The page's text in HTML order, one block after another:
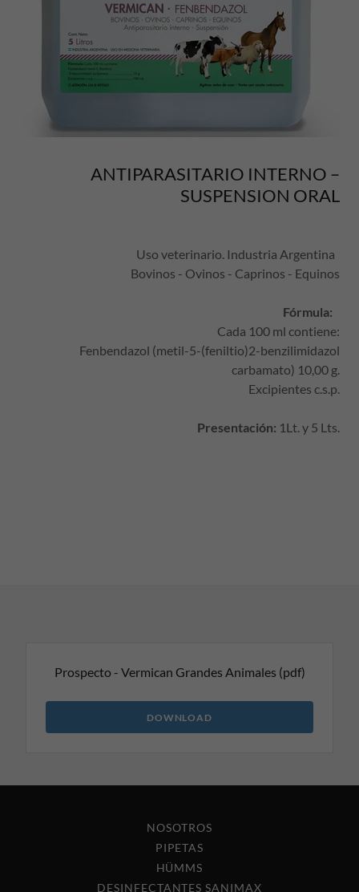
ANTIPARASITARIO INTERNO –
SUSPENSION ORAL
Uso veterinario. Industria Argentina
Bovinos - Ovinos - Caprinos - Equinos
Fórmula:
Cada 100 ml contiene:
Fenbendazol (metil-5-(feniltio)2-benzilimidazol
carbamato) 10,00 g.
Excipientes c.s.p.
Presentación: 1Lt. y 5 Lts.
Prospecto - Vermican Grandes Animales (pdf)
DOWNLOAD
NOSOTROS
PIPETAS
HÜMMS
DESINFECTANTES SANIMAX